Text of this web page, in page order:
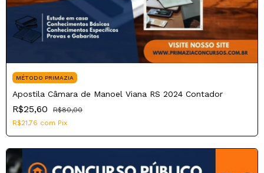
MÉTODO PRIMAZIA
Apostila Câmara de Manoel Viana RS 2024 Contador
R$25,60
R$80,00
R$21,76 com Pix